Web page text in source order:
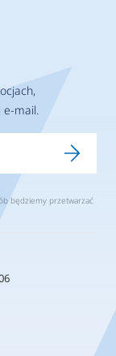
e-mail.
będziemy przetwarzać